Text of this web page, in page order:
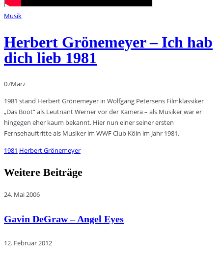
Musik
Herbert Grönemeyer – Ich hab
dich lieb 1981
07März
1981 stand Herbert Grönemeyer in Wolfgang Petersens Filmklassiker
„Das Boot“ als Leutnant Werner vor der Kamera – als Musiker war er
hingegen eher kaum bekannt. Hier nun einer seiner ersten
Fernsehauftritte als Musiker im WWF Club Köln im Jahr 1981.
1981 Herbert Grönemeyer
Weitere Beiträge
24. Mai 2006
Gavin DeGraw – Angel Eyes
12. Februar 2012